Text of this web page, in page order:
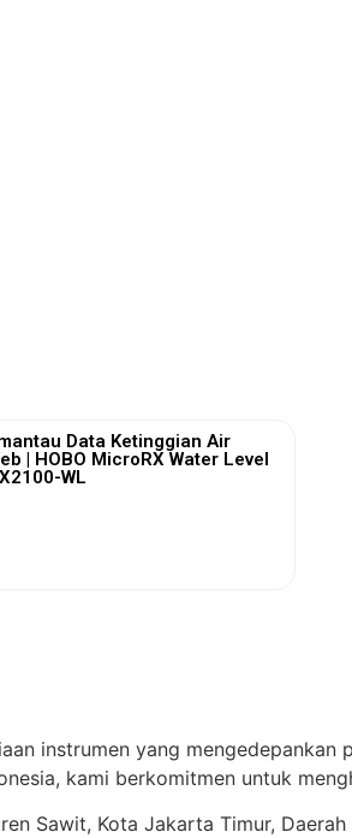
Data Ketinggian Air
| HOBO MicroRX Water Level
WL
instrumen yang
kami berkomitmen untuk
Sawit, Kota Jakarta Timur,